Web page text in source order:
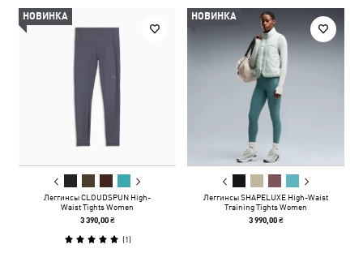
НОВИНКА
Леггинсы CLOUDSPUN High-
Waist Tights Women
3 390,00 ₴
(1)
НОВИНКА
Леггинсы SHAPELUXE High-Waist
Training Tights Women
3 990,00 ₴